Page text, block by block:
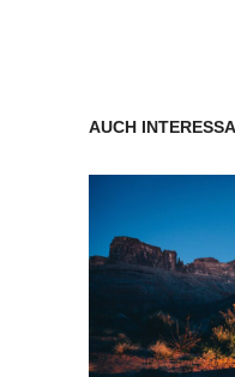
AUCH